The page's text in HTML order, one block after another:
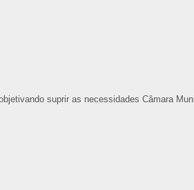
suprir as necessidades Câmara